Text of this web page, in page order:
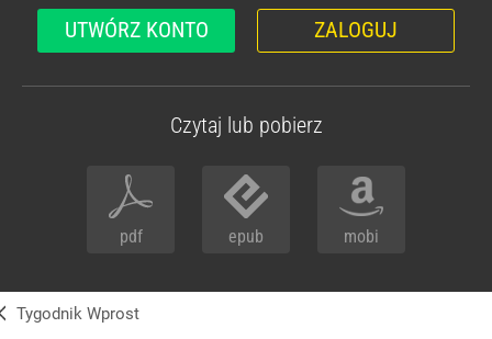
UTWÓRZ KONTO ZALOGUJ
Czytaj lub pobierz
pdf epub mobi
Tygodnik Wprost